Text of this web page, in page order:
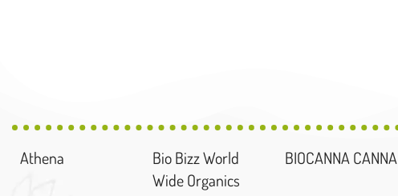
Athena
Bio Bizz World
Wide Organics
BIOCANNA CANNA